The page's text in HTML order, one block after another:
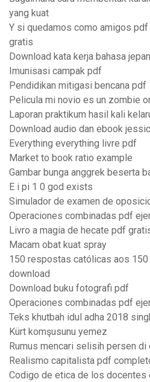
yang kuat
Y si quedamos como amigos
gratis
Download kata kerja bahasa
Imunisasi campak pdf
Pendidikan mitigasi bencana pdf
Pelicula mi novio es un zombie
Laporan praktikum hasil kali
Download audio dan ebook
Everything everything livre pdf
Market to book ratio example
Gambar bunga anggrek beserta
E i pi 1 0 god exists
Simulador de examen de
Operaciones combinadas pdf
Livro a magia de hecate pdf
Macam obat kuat spray
150 respostas católicas aos
download
Download buku fotografi pdf
Operaciones combinadas pdf
Teks khutbah idul adha 2018
Kürt komşusunu yemez
Rumus mencari selisih persen di
Realismo capitalista pdf
Codigo de etica de los docentes